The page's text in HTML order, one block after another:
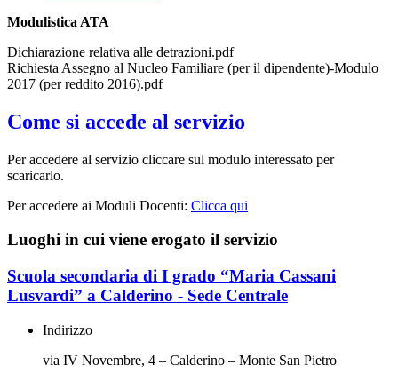
Modulistica ATA
Dichiarazione relativa alle detrazioni.pdf
Richiesta Assegno al Nucleo Familiare (per il dipendente)-Modulo
2017 (per reddito 2016).pdf
Come si accede al servizio
Per accedere al servizio cliccare sul modulo interessato per
scaricarlo.
Per accedere ai Moduli Docenti: Clicca qui
Luoghi in cui viene erogato il servizio
Scuola secondaria di I grado “Maria Cassani
Lusvardi” a Calderino - Sede Centrale
Indirizzo
via IV Novembre, 4 – Calderino – Monte San Pietro